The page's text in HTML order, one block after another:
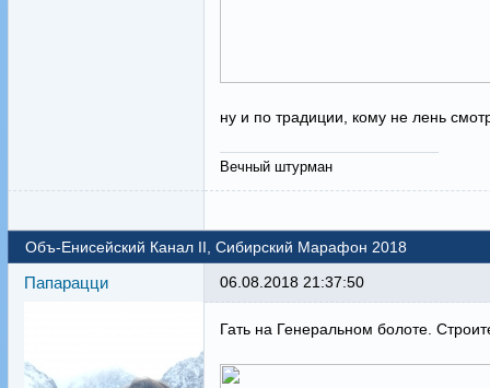
ну и по традиции, кому не лень
Вечный штурман
Объ-Енисейский Канал II, Сибирский Марафон 2018
Папарацци 06.08.2018 21:37:50
Гать на Генеральном болоте.